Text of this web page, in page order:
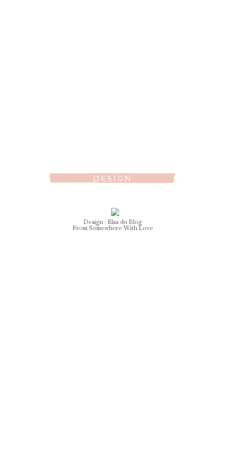
DESIGN
Design : Elsadu Blog
From Somewhere With Love